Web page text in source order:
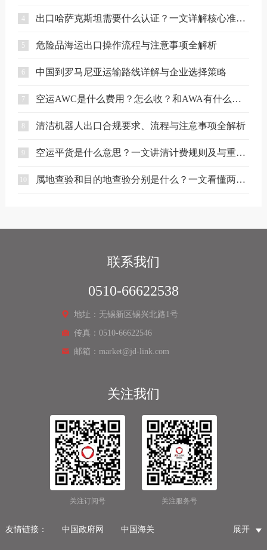
4 出口哈萨克斯坦需要什么认证？一文详解核心准入要求
5 危险品海运出口操作流程与注意事项全解析
6 中国到罗马尼亚运输路线详解与企业选择策略
7 空运AWC是什么费用？怎么收？和AWA有什么区别？
清洁机器人出口合规要求、流程与注意事项全解析
9 空运平货是什么意思？一文讲清计费规则及与重货、泡货的区别
属地查验和目的地查验分别是什么？一文看懂两者区别
联系我们
0510-66622538
地址：无锡新区锡兴北路1号
传真：0510-66622546
邮箱：market@jd-link.com
关注我们
关注订阅号 关注服务号
友情链接： 展开
中国政府网
中国海关